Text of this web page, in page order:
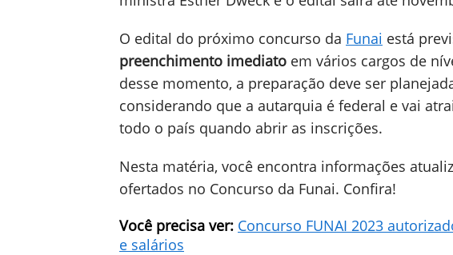
O edital do próximo concurso da Funai está
preenchimento imediato em vários cargos de
desse momento, a preparação deve ser
considerando que a autarquia é federal e vai
todo o país quando abrir as inscrições.
Nesta matéria, você encontra informações
ofertados no Concurso da Funai. Confira!
Você precisa ver: Concurso FUNAI 2023
e salários